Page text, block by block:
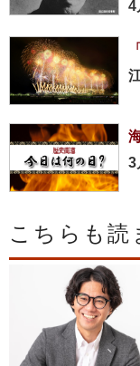
4
3
こちらも読